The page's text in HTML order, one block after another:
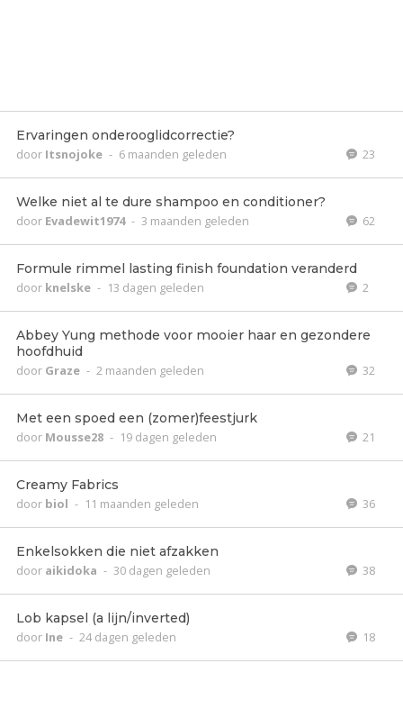
Ervaringen onderooglidcorrectie?
door Itsnojoke - 6 maanden geleden 23
Welke niet al te dure shampoo en conditioner?
door Evadewit1974 - 3 maanden geleden 62
Formule rimmel lasting finish foundation veranderd
door knelske - 13 dagen geleden 2
Abbey Yung methode voor mooier haar en gezondere
hoofdhuid
door Graze - 2 maanden geleden 32
Met een spoed een (zomer)feestjurk
door Mousse28 - 19 dagen geleden 21
Creamy Fabrics
door biol - 11 maanden geleden 36
Enkelsokken die niet afzakken
door aikidoka - 30 dagen geleden 38
Lob kapsel (a lijn/inverted)
door Ine - 24 dagen geleden 18